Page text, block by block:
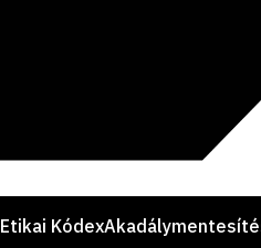
Etikai Kódex